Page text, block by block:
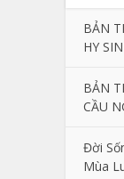
BẢN
HY
BẢN
CẦU
Đời
Mùa